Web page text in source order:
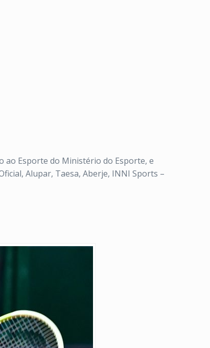
ao Esporte do Ministério do Esporte, e
Alupar, Taesa, Aberje, INNI Sports –